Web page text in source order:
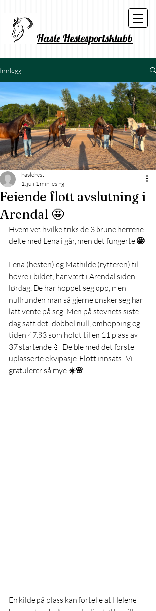
Hasle Hestesportsklubb
Innlegg
Feiende flott avslutning i
Arendal 🤩
haslehest
1. juli 1 min lesing
Hvem vet hvilke triks de 3 brune herrene
delte med Lena i går, men det fungerte 🤩
Lena (hesten) og Mathilde (rytteren) til
høyre i bildet, har vært i Arendal siden
lørdag. De har hoppet seg opp, men
nullrunden man så gjerne ønsker seg har
latt vente på seg. Men på stevnets siste
dag satt det: dobbel null, omhopping og
tiden 47.83 som holdt til en 11 plass av
37 startende 💪 De ble med det første
uplasserte ekvipasje. Flott innsats! Vi
gratulerer så mye ☀️🌸
En kilde på plass kan fortelle at Helene